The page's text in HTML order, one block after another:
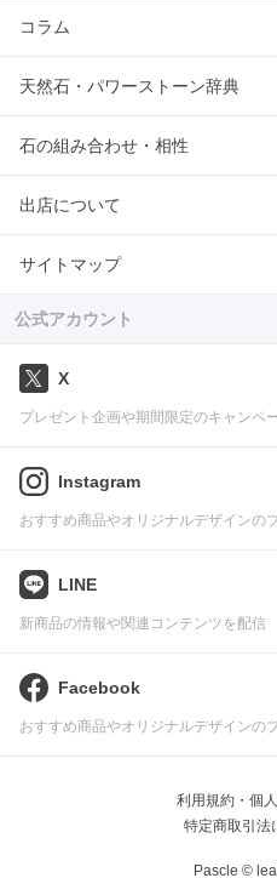
コラム
天然石・パワーストーン辞典
石の組み合わせ・相性
出店について
サイトマップ
公式アカウント
X
プレゼント企画や期間限定のキャンペ
Instagram
おすすめ商品やオリジナルデザインの
LINE
新商品の情報や関連コンテンツを配信
Facebook
おすすめ商品やオリジナルデザインの
利用規約・個
特定商取引法
Pascle ©